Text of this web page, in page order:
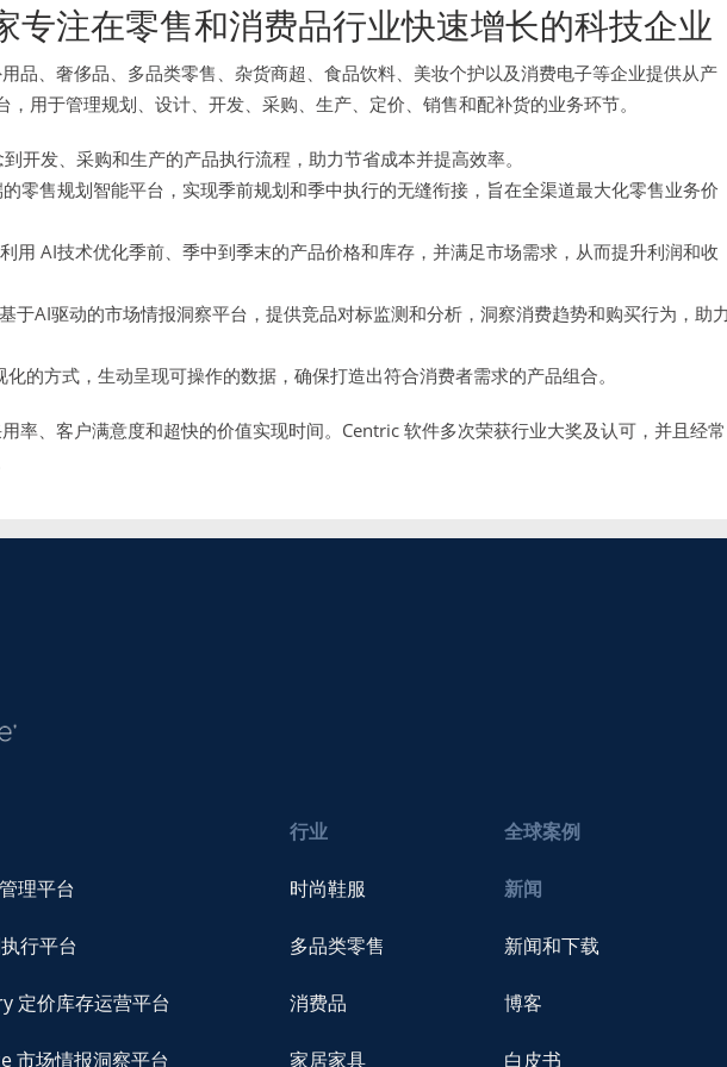
专注在零售和消费品行业快速增长的科技企业
品、奢侈品、多品类零售、杂货商超、食品饮料、美妆个护以及消费电子等企业提供从产
用于管理规划、设计、开发、采购、生产、定价、销售和配补货的业务环节。
开发、采购和生产的产品执行流程，助力节省成本并提高效率。
零售规划智能平台，实现季前规划和季中执行的无缝衔接，旨在全渠道最大化零售业务价
利用 AI技术优化季前、季中到季末的产品价格和库存，并满足市场需求，从而提升利润和收
基于AI驱动的市场情报洞察平台，提供竞品对标监测和分析，洞察消费趋势和购买行为，助
化的方式，生动呈现可操作的数据，确保打造出符合消费者需求的产品组合。
率、客户满意度和超快的价值实现时间。Centric 软件多次荣获行业大奖及认可，并且经常
理平台
行平台
定价库存运营平台
市场情报洞察平台
行业
时尚鞋服
多品类零售
消费品
家居家具
全球案例
新闻
新闻和下载
博客
白皮书